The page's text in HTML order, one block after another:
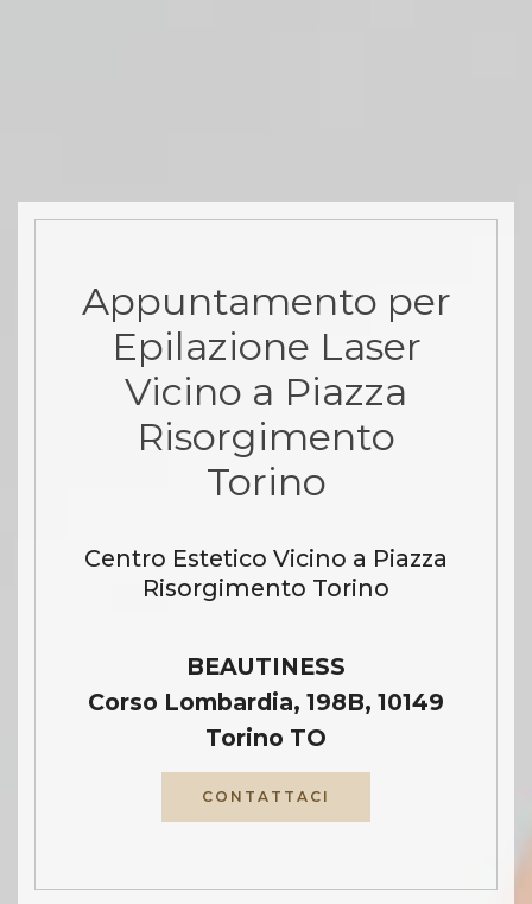
Appuntamento per
Epilazione Laser
Vicino a Piazza
Risorgimento
Torino
Centro Estetico Vicino a Piazza
Risorgimento Torino
BEAUTINESS
Corso Lombardia, 198B, 10149
Torino TO
CONTATTACI